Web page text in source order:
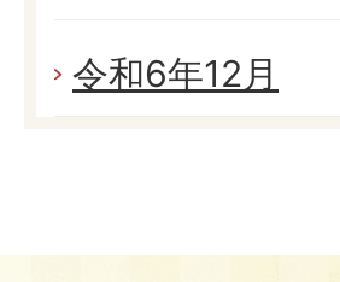
令和6年12月